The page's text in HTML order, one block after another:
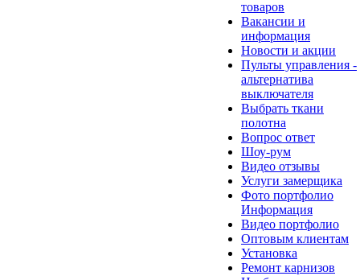
товаров
Вакансии и
информация
Новости и акции
Пульты управления -
альтернатива
выключателя
Выбрать ткани
полотна
Вопрос ответ
Шоу-рум
Видео отзывы
Услуги замерщика
Фото портфолио
Информация
Видео портфолио
Оптовым клиентам
Установка
Ремонт карнизов